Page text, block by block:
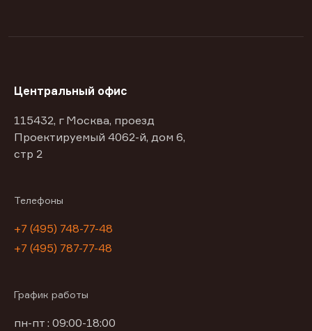
Центральный офис
115432, г Москва, проезд
Проектируемый 4062-й, дом 6,
стр 2
Телефоны
+7 (495) 748-77-48
+7 (495) 787-77-48
График работы
пн-пт : 09:00-18:00